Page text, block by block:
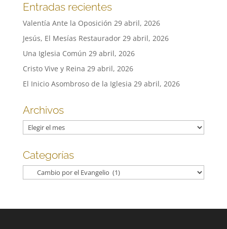
Entradas recientes
Valentía Ante la Oposición 29 abril, 2026
Jesús, El Mesías Restaurador 29 abril, 2026
Una Iglesia Común 29 abril, 2026
Cristo Vive y Reina 29 abril, 2026
El Inicio Asombroso de la Iglesia 29 abril, 2026
Archivos
Archivos
Categorías
Categorías